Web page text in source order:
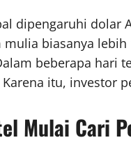
dipengaruhi dolar
biasanya
beberapa hari
itu, investor
Mulai Cari